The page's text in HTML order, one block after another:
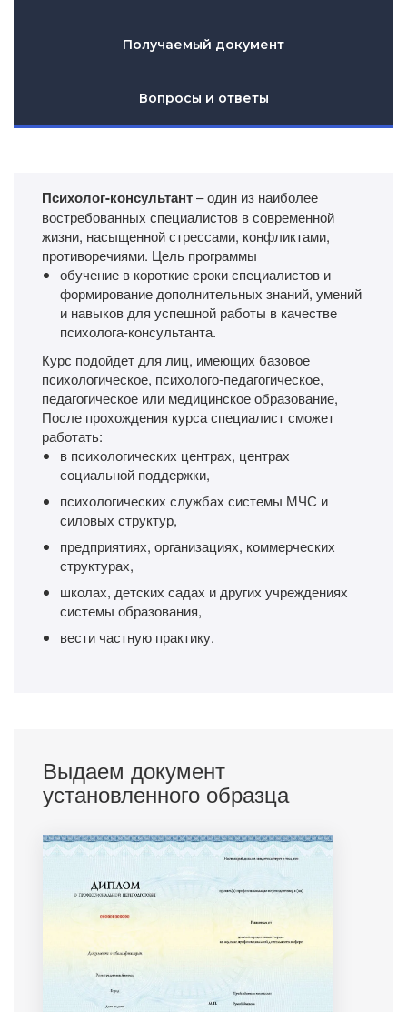
Получаемый документ
Вопросы и ответы
Психолог-консультант– один из наиболее
востребованных специалистов в современной
жизни, насыщенной стрессами, конфликтами,
противоречиями. Цель программы
обучение в короткие сроки специалистов и
формирование дополнительных знаний, умений
и навыков для успешной работы в качестве
психолога-консультанта.
Курс подойдет для лиц, имеющих базовое
психологическое, психолого-педагогическое,
педагогическое или медицинское образование,
После прохождения курса специалист сможет
работать:
в психологических центрах, центрах
социальной поддержки,
психологических службах системы МЧС и
силовых структур,
предприятиях, организациях, коммерческих
структурах,
школах, детских садах и других учреждениях
системы образования,
вести частную практику.
Выдаем документ
установленного образца